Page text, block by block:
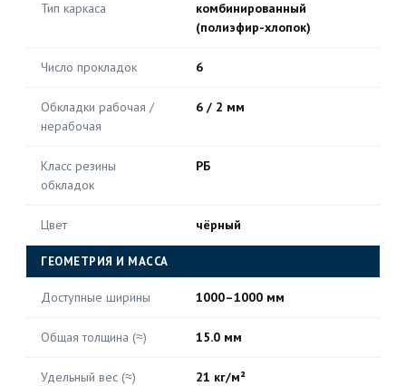
Тип каркаса
комбинированный
(полиэфир-хлопок)
Число прокладок 6
Обкладки рабочая /
нерабочая
6 / 2 мм
Класс резины
обкладок
РБ
Цвет чёрный
ГЕОМЕТРИЯ И МАССА
Доступные ширины 1000–1000 мм
Общая толщина (≈) 15.0 мм
Удельный вес (≈) 21 кг/м²